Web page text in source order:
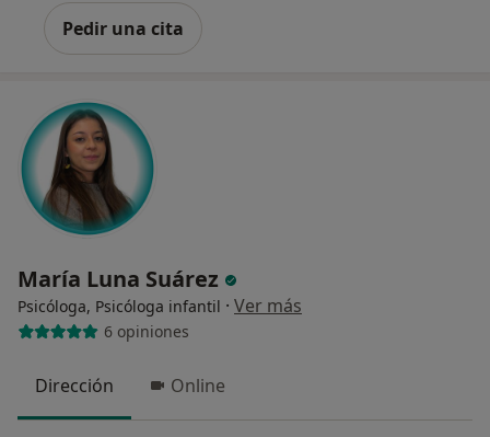
Pedir una cita
María Luna Suárez
Psicóloga, Psicóloga infantil · Ver más
6 opiniones
Dirección Online